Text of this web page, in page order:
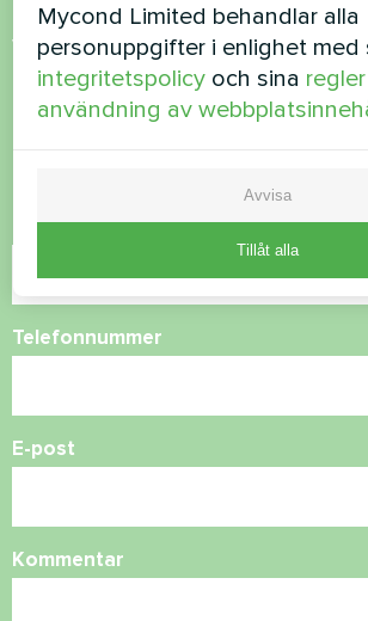
Vill du köpa eller
frågor?
Namn
Telefonnummer
E-post
Kommentar
Mycond Limited behandlar alla
personuppgifter i enlighet med
integritetspolicy och sina
användning av
Avvisa
Tillåt alla